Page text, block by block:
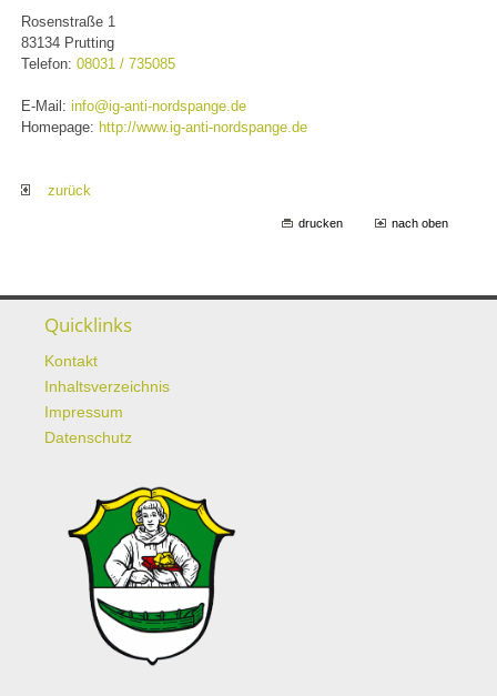
Rosenstraße 1
83134 Prutting
Telefon:08031 / 735085
E-Mail:info@ig-anti-nordspange.de
Homepage: http://www.ig-anti-nordspange.de
zurück
drucken nach oben
Quicklinks
Kontakt
Inhaltsverzeichnis
Impressum
Datenschutz